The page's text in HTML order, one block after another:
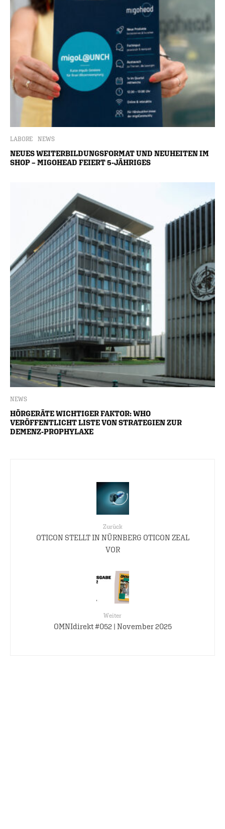
LABORE NEWS
NEUES WEITERBILDUNGSFORMAT UND NEUHEITEN IM
SHOP – MIGOHEAD FEIERT 5-JÄHRIGES
NEWS
HÖRGERÄTE WICHTIGER FAKTOR: WHO
VERÖFFENTLICHT LISTE VON STRATEGIEN ZUR
DEMENZ-PROPHYLAXE
Zurück
OTICON STELLT IN NÜRNBERG OTICON ZEAL
VOR
Weiter
OMNIdirekt #052 | November 2025